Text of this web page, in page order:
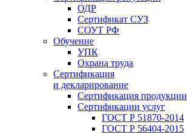
ОДР
Сертификат СУЗ
СОУТ РФ
Обучение
УПК
Охрана труда
Сертификация
и декларирование
Сертификация продукции
Сертификации услуг
ГОСТ Р 51870-2014
ГОСТ Р 56404-2015